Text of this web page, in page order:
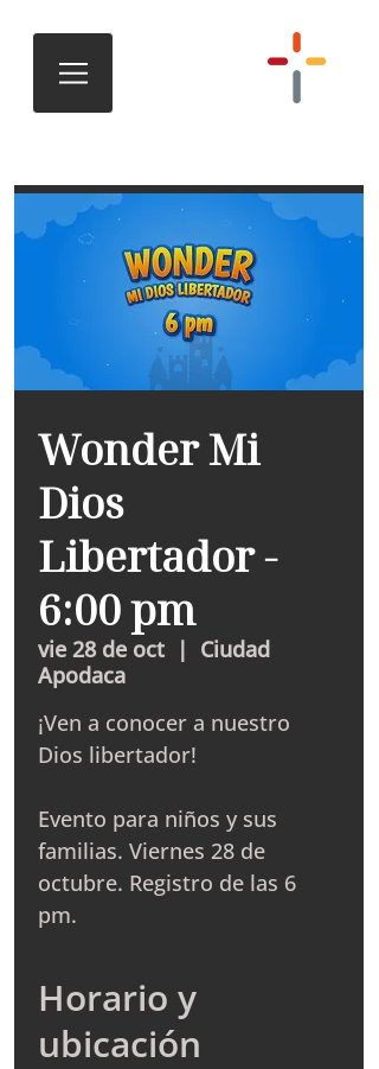
Wonder Mi
Dios
Libertador -
6:00 pm
vie 28 de oct
  |
Ciudad
Apodaca
¡Ven a conocer a nuestro
Dios libertador!
Evento para niños y sus
familias. Viernes 28 de
octubre. Registro de las 6
pm.
Horario y
ubicación